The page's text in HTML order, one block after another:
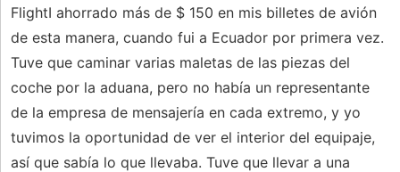
FlightI ahorrado más de $ 150 en mis billetes de avión
de esta manera, cuando fui a Ecuador por primera vez.
Tuve que caminar varias maletas de las piezas del
coche por la aduana, pero no había un representante
de la empresa de mensajería en cada extremo, y yo
tuvimos la oportunidad de ver el interior del equipaje,
así que sabía lo que llevaba. Tuve que llevar a una